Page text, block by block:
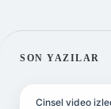
SON YAZILAR
Cinsel video